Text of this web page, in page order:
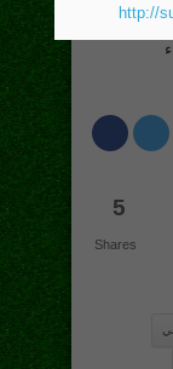
5
Shares
http://